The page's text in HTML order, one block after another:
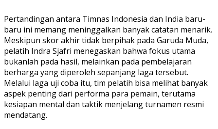
Pertandingan antara Timnas Indonesia dan India baru-
baru ini memang meninggalkan banyak catatan menarik.
Meskipun skor akhir tidak berpihak pada Garuda Muda,
pelatih Indra Sjafri menegaskan bahwa fokus utama
bukanlah pada hasil, melainkan pada pembelajaran
berharga yang diperoleh sepanjang laga tersebut.
Melalui laga uji coba itu, tim pelatih bisa melihat banyak
aspek penting dari performa para pemain, terutama
kesiapan mental dan taktik menjelang turnamen resmi
mendatang.